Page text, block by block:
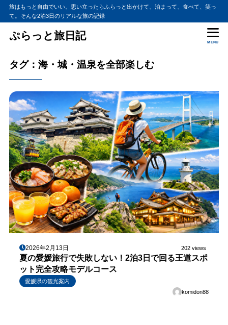
旅はもっと自由でいい。思い立ったらふらっと出かけて、泊まって、食べて、笑っ
て。そんな2泊3日のリアルな旅の記録
ぷらっと旅日記
MENU
タグ：海・城・温泉を全部楽しむ
2026年2月13日 202 views
夏の愛媛旅行で失敗しない！2泊3日で回る王道スポ
ット完全攻略モデルコース
愛媛県の観光案内
komidon88